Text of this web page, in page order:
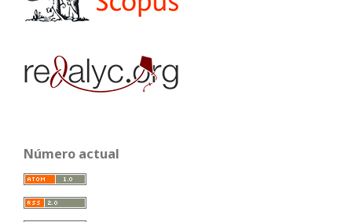
Número actual